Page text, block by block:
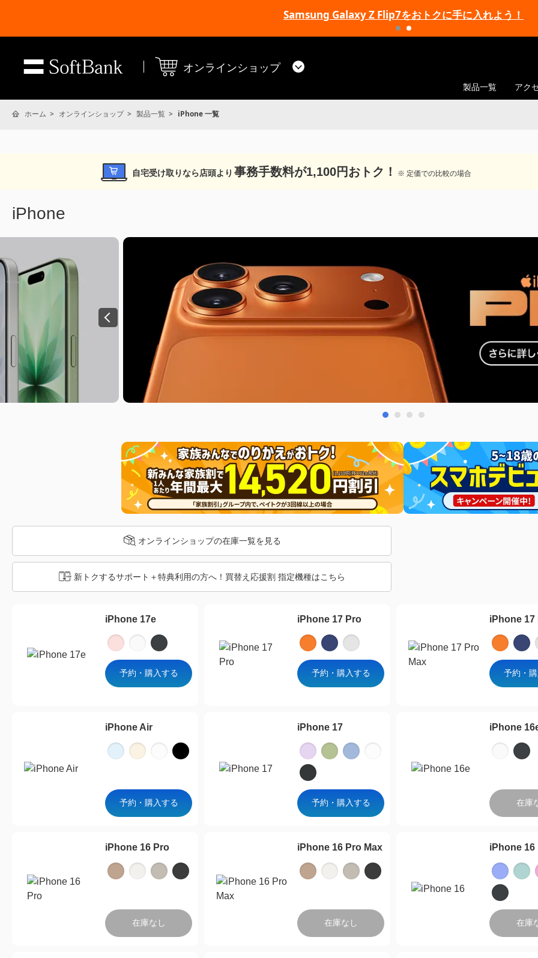
Samsung Galaxy Z Flip7をおトクに手に入れよう！
オンラインショップ
製品一覧 アク
ホーム オンラインショップ 製品一覧 iPhone 一覧
自宅受け取りなら店頭より 事務手数料が1,100円おトク！ ※ 定価での比較の場合
iPhone
オンラインショップの在庫一覧を見る
新トクするサポート＋特典利用の方へ！ 買替え応援割 指定機種はこちら
iPhone 17e
予約・購入する
iPhone 17 Pro
予約・購入する
iPhone 17
予約・
iPhone Air
予約・購入する
iPhone 17
予約・購入する
iPhone
在庫
iPhone 16 Pro
在庫なし
iPhone 16 Pro Max
在庫なし
iPhone 16
在庫